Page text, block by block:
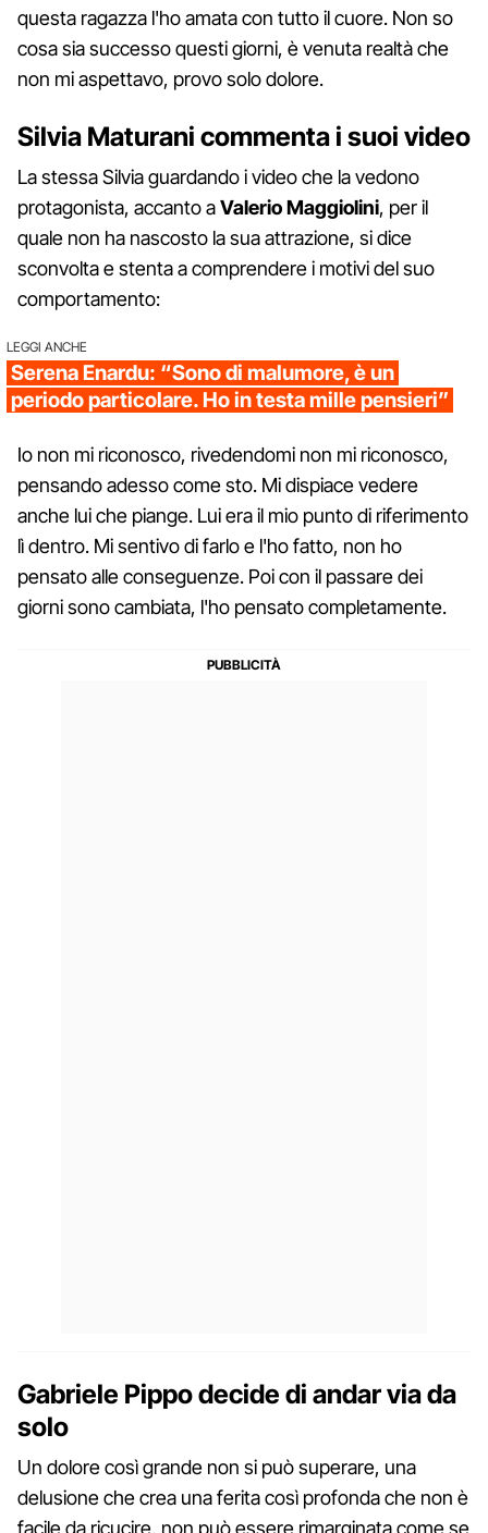
questa ragazza l'ho amata con tutto il cuore. Non so
cosa sia successo questi giorni, è venuta realtà che
non mi aspettavo, provo solo dolore.
Silvia Maturani commenta i suoi video
La stessa Silvia guardando i video che la vedono
protagonista, accanto aValerio Maggiolini, per il
quale non ha nascosto la sua attrazione, si dice
sconvolta e stenta a comprendere i motivi del suo
comportamento:
LEGGI ANCHE
Serena Enardu: “Sono di malumore, è un
periodo particolare. Ho in testa mille pensieri”
Io non mi riconosco, rivedendomi non mi riconosco,
pensando adesso come sto. Mi dispiace vedere
anche lui che piange. Lui era il mio punto di riferimento
lì dentro. Mi sentivo di farlo e l'ho fatto, non ho
pensato alle conseguenze. Poi con il passare dei
giorni sono cambiata, l'ho pensato completamente.
Gabriele Pippo decide di andar via da
solo
Un dolore così grande non si può superare, una
delusione che crea una ferita così profonda che non è
facile da ricucire, non può essere rimarginata come se